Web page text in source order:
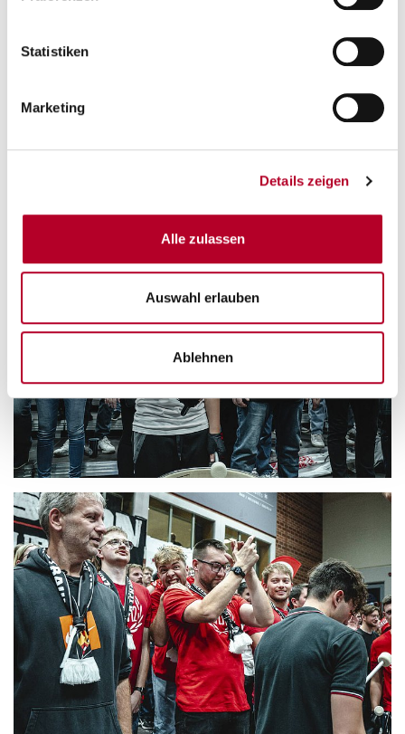
Statistiken
Marketing
Details zeigen
Alle zulassen
Auswahl erlauben
Ablehnen